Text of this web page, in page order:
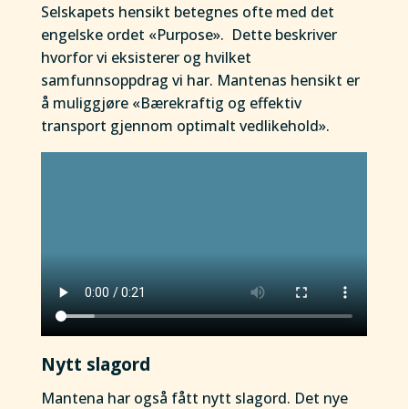
Selskapets hensikt betegnes ofte med det
engelske ordet «Purpose». Dette beskriver
hvorfor vi eksisterer og hvilket
samfunnsoppdrag vi har. Mantenas hensikt er
å muliggjøre «Bærekraftig og effektiv
transport gjennom optimalt vedlikehold».
Nytt slagord
Mantena har også fått nytt slagord. Det nye